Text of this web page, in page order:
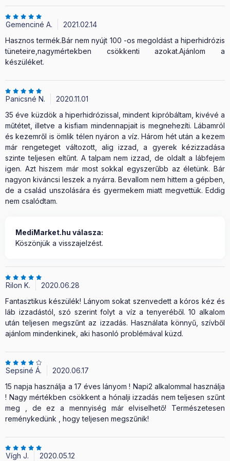
Gemenciné A.
2021.02.14
Hasznos termék.Bár nem nyújt 100 -os megoldást a hiperhidrózis
tüneteire,nagymértekben csökkenti azokat.Ajánlom a
készüléket.
Panicsné N.
2020.11.01
35 éve küzdök a hiperhidrózissal, mindent kipróbáltam, kivévé a
műtétet, illetve a kisfiam mindennapjait is megnehezíti. Lábamról
és kezemről is ömlik télen nyáron a víz. Három hét után a kezem
már rengeteget változott, alig izzad, a gyerek kézizzadása
szinte teljesen eltűnt. A talpam nem izzad, de oldalt a lábfejem
igen. Azt hiszem már most sokkal egyszerűbb az életünk. Bár
nagyon kiváncsi leszek a nyárra. Bevallom nem hittem a gépben,
de a család unszolására és gyermekem miatt megvettük. Eddig
nem csalódtam.
MediMarket.hu válasza:
Köszönjük a visszajelzést.
Rilon K.
2020.06.28
Fantasztikus készülék! Lányom sokat szenvedett a kóros kéz és
láb izzadástól, szó szerint folyt a víz a tenyeréből. 10 alkalom
után teljesen megszűnt az izzadás. Használata könnyű, szívből
ajánlom mindenkinek, aki hasonló problémával küzd.
Sepsiné Á.
2020.06.17
15 napja használja a 17 éves lányom ! Napi2 alkalommal használja
! Nagy mértékben csökkent a hónalji izzadás nem teljesen szűnt
meg , de ez a mennyiség már elviselhető! Természetesen
reménykedünk , hogy teljesen megszűnik!
Vígh J. 2020.05.12